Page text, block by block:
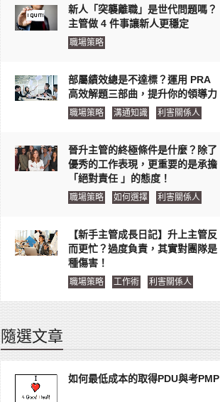
新人「突襲離職」是世代問題嗎？
主管做 4 件事讓新人更穩定
職場策略
部屬績效總是不達標？運用 PRA
高效解題三部曲，提升你的領導力
職場策略 溝通知識 利害關係人
晉升主管的終極條件是什麼？除了
優秀的工作表現，更重要的是承擔
「絕對責任 」的態度！
職場策略 如何選擇 利害關係人
【新手主管成長日記】升上主管反
而更忙？過度負責，其實對團隊是
種傷害！
職場策略 工作術 利害關係人
隨選文章
如何最低成本的取得PDU與考PMP